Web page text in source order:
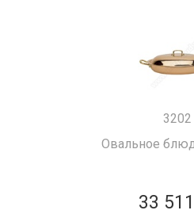
3202
Овальное
33 511